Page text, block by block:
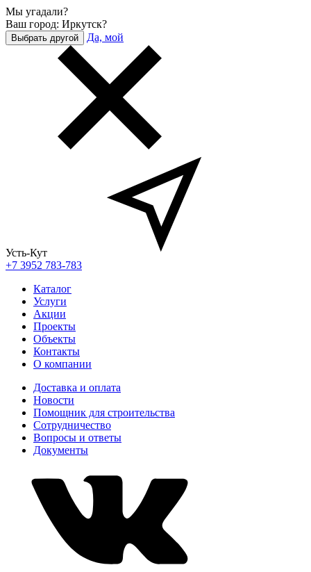
Мы угадали?
Ваш город: Иркутск?
Выбрать другой Да, мой
Усть-Кут
+7 3952 783-783
Каталог
Услуги
Акции
Проекты
Объекты
Контакты
О компании
Доставка и оплата
Новости
Помощник для строительства
Сотрудничество
Вопросы и ответы
Документы